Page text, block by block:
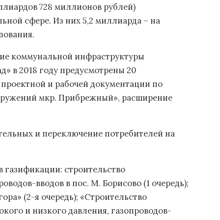
728 миллионов рублей)
сфере. Из них 5,2 миллиарда – на
коммунальной инфраструктуры
в 2018 году предусмотрены 20
и рабочей документации по
мкр. Прибрежный», расширение
и переключение потребителей на
строительство
вводов в пос. М. Борисово (1 очередь);
(2-я очередь); «Строительство
и низкого давления, газопроводов-